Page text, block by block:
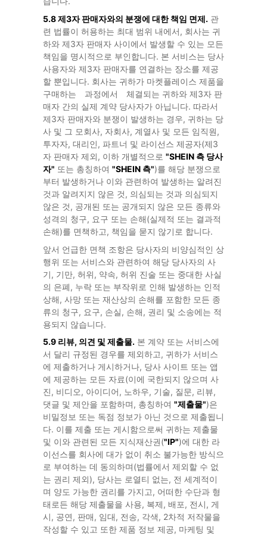
5.8 제3자 판매자와의 분쟁에 대한 책임 면제.관
련 법률이 허용하는 최대 범위 내에서, 회사는 귀
하와 제3자 판매자 사이에서 발생할 수 있는 모든
책임을 명시적으로 부인합니다. 본 서비스는 당사
사용자와 제3자 판매자를 연결하는 장소를 제공
할 뿐입니다. 회사는 귀하가 마켓플레이스 제품을
구매하는 과정에서 체결되는 귀하와 제3자 판
매자 간의 실제 계약 당사자가 아닙니다. 따라서
제3자 판매자와 분쟁이 발생하는 경우, 귀하는 당
사 및 그 모회사, 자회사, 계열사 및 모든 임직원,
투자자, 대리인, 파트너 및 라이선스 제공자(제3
자 판매자 제외, 이하 개별적으로 "SHEIN 측 당사
자" 또는 총칭하여 "SHEIN 측")를 해당 분쟁으로
부터 발생하거나 이와 관련하여 발생하는 알려진
것과 알려지지 않은 것, 의심되는 것과 의심되지
않은 것, 공개된 또는 공개되지 않은 모든 종류와
성격의 청구, 요구 또는 손해(실제적 또는 결과적
손해)를 면책하고, 책임을 묻지 않기로 합니다.
앞서 언급한 면책 조항은 당사자의 비양심적인 상
행위 또는 서비스와 관련하여 해당 당사자의 사
기, 기만, 허위, 약속, 허위 진술 또는 중대한 사실
의 은폐, 누락 또는 부작위로 인해 발생하는 인적
상해, 사망 또는 재산상의 손해를 포함한 모든 종
류의 청구, 요구, 손실, 손해, 권리 및 소송에는 적
용되지 않습니다.
5.9 리뷰, 의견 및 제출물.본 계약 또는 서비스에
서 달리 규정된 경우를 제외하고, 귀하가 서비스
에 제출하거나 게시하거나, 당사 사이트 또는 앱
에 제공하는 모든 자료(이에 국한되지 않으며 사
진, 비디오, 아이디어, 노하우, 기술, 질문, 리뷰,
댓글 및 제안을 포함하며, 총칭하여 "제출물")은
비밀정보 또는 독점 정보가 아닌 것으로 제출됩니
다. 이를 제출 또는 게시함으로써 귀하는 제출물
및 이와 관련된 모든 지식재산권("IP")에 대한 라
이선스를 회사에 대가 없이 취소 불가능한 방식으
로 부여하는 데 동의하며(법률에서 제외할 수 없
는 권리 제외), 당사는 로열티 없는, 전 세계적이
며 양도 가능한 권리를 가지고, 어떠한 수단과 형
태로든 해당 제출물을 사용, 복제, 배포, 전시, 게
시, 공연, 판매, 임대, 전송, 각색, 2차적 저작물을
작성할 수 있고 또한 제품 정보 제공, 마케팅 및